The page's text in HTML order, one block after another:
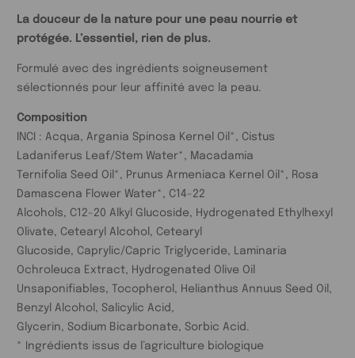
La douceur de la nature pour une peau nourrie et
protégée. L’essentiel, rien de plus.
Formulé avec des ingrédients soigneusement
sélectionnés pour leur affinité avec la peau.
Composition
INCI : Acqua, Argania Spinosa Kernel Oil*, Cistus
Ladaniferus Leaf/Stem Water*, Macadamia
Ternifolia Seed Oil*, Prunus Armeniaca Kernel Oil*, Rosa
Damascena Flower Water*, C14-22
Alcohols, C12-20 Alkyl Glucoside, Hydrogenated Ethylhexyl
Olivate, Cetearyl Alcohol, Cetearyl
Glucoside, Caprylic/Capric Triglyceride, Laminaria
Ochroleuca Extract, Hydrogenated Olive Oil
Unsaponifiables, Tocopherol, Helianthus Annuus Seed Oil,
Benzyl Alcohol, Salicylic Acid,
Glycerin, Sodium Bicarbonate, Sorbic Acid.
* Ingrédients issus de l’agriculture biologique